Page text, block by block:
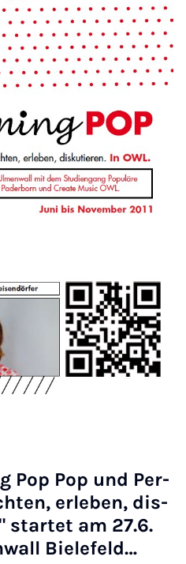
Pop Pop und Per­
er­le­ben, dis­
star­tet am 27.6.
Bie­le­feld…